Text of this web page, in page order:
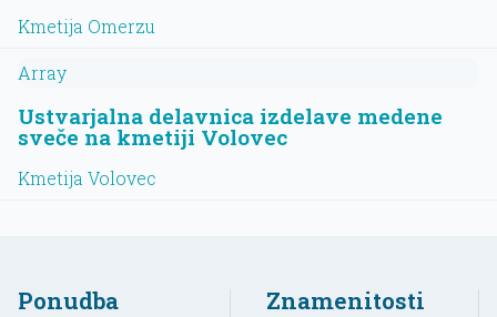
Kmetija Omerzu
Array
Ustvarjalna delavnica izdelave medene
sveče na kmetiji Volovec
Kmetija Volovec
Ponudba Znamenitosti